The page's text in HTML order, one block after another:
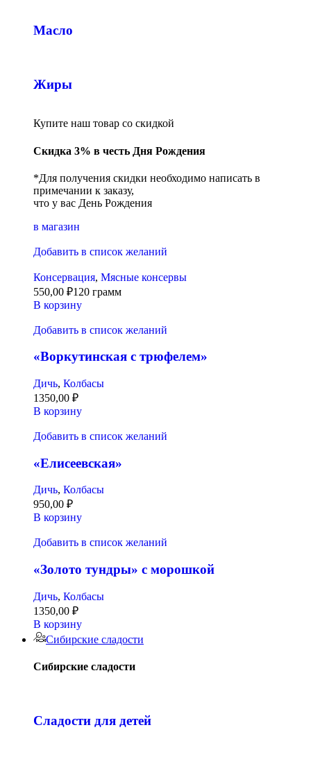
Масло
Жиры
Купите наш товар со скидкой
Скидка 3% в честь Дня Рождения
*Для получения скидки необходимо написать в
примечании к заказу,
что у вас День Рождения
в магазин
Добавить в список желаний
Консервация, Мясные консервы
550,00 ₽120 грамм
В корзину
Добавить в список желаний
«Воркутинская с трюфелем»
Дичь, Колбасы
1350,00 ₽
В корзину
Добавить в список желаний
«Елисеевская»
Дичь, Колбасы
950,00 ₽
В корзину
Добавить в список желаний
«Золото тундры» с морошкой
Дичь, Колбасы
1350,00 ₽
В корзину
Сибирские сладости
Сибирские сладости
Сладости для детей